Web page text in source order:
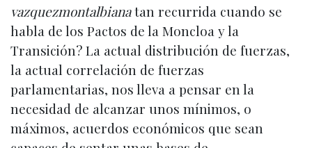
vazquezmontalbianatan recurrida cuando se
habla de los Pactos de la Moncloa y la
Transición? La actual distribución de fuerzas,
la actual correlación de fuerzas
parlamentarias, nos lleva a pensar en la
necesidad de alcanzar unos mínimos, o
máximos, acuerdos económicos que sean